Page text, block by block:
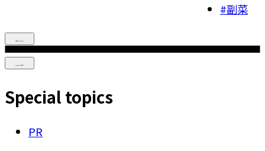
副菜
Special topics
PR